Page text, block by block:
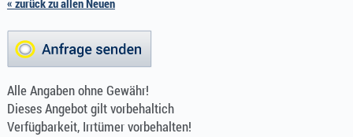
« zurück zu allen Neuen
Alle Angaben ohne Gewähr!
Dieses Angebot gilt vorbehaltich
Verfügbarkeit, Irrtümer vorbehalten!